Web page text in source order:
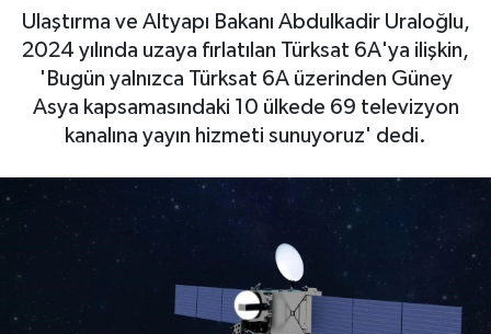
Ulaştırma ve Altyapı Bakanı Abdulkadir Uraloğlu,
2024 yılında uzaya fırlatılan Türksat 6A'ya ilişkin,
'Bugün yalnızca Türksat 6A üzerinden Güney
Asya kapsamasındaki 10 ülkede 69 televizyon
kanalına yayın hizmeti sunuyoruz' dedi.
Asayiş
Magazin
Gayrimenkul
Spor